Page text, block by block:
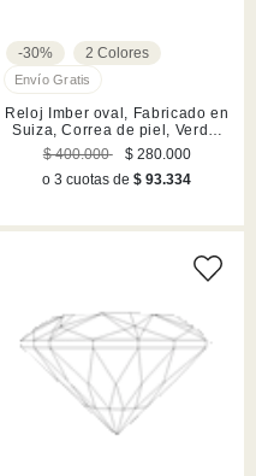
-30% 2 Colores
Reloj Imber oval, Fabricado en
Suiza, Correa de piel, Verde,
Acabado en tono oro rosa
$ 400.000
$ 280.000
o 3 cuotas de$ 93.334